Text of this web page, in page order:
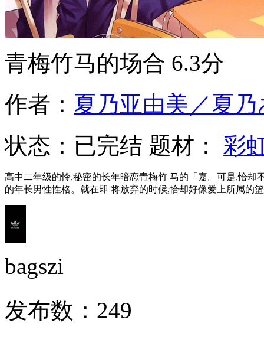
青梅竹马的场合 6.3分
作者： 夏乃亚由美／夏
状态： 已完结 题材： 彩
高中二年级的怜,秘密的长年暗恋青梅竹 马的「嘉。可是,恰
的年长男性性格。就在即 将放弃的时候,恰却好像爱上所属的
bagszi
发布数： 249